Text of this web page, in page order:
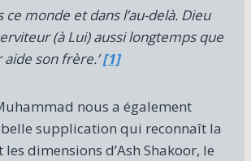
ce monde et dans l’au-delà. Dieu
(à Lui) aussi longtemps que
son frère.’[1]
nous a également
supplication qui reconnaît la
dimensions d’Ash Shakoor, le